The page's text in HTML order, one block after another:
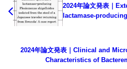
2024年論文発表｜
lactamase-
report
2024年論文発表｜Clinical and
Characteristics of